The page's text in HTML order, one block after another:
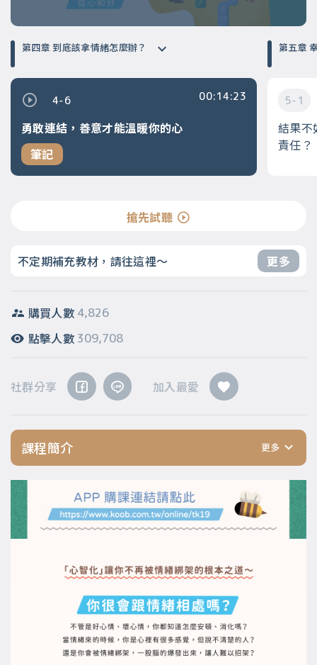
第四章 到底該拿情緒怎麼辦？
4-6
勇敢連結，善意才能溫暖你的心
筆記
00:14:23 5-1
結果不
責任？
搶先試聽
不定期補充教材，請往這裡～ 更多
購買人數 4,826
點擊人數 309,708
社群分享 加入最愛
課程簡介